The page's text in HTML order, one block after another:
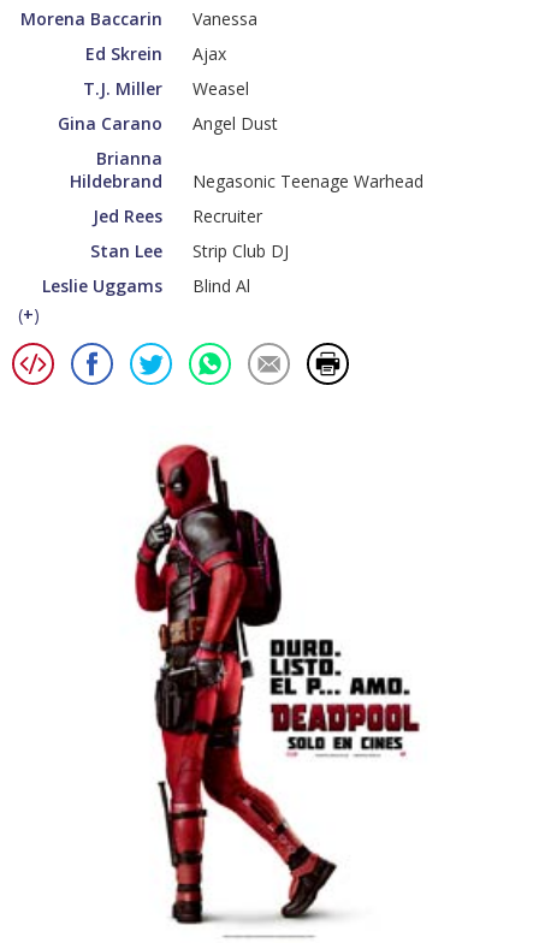
Morena Baccarin
Vanessa
Ed Skrein
Ajax
T.J. Miller
Weasel
Gina Carano
Angel Dust
Brianna
Hildebrand
Negasonic Teenage Warhead
Jed Rees
Recruiter
Stan Lee
Strip Club DJ
Leslie Uggams
Blind Al
(+)